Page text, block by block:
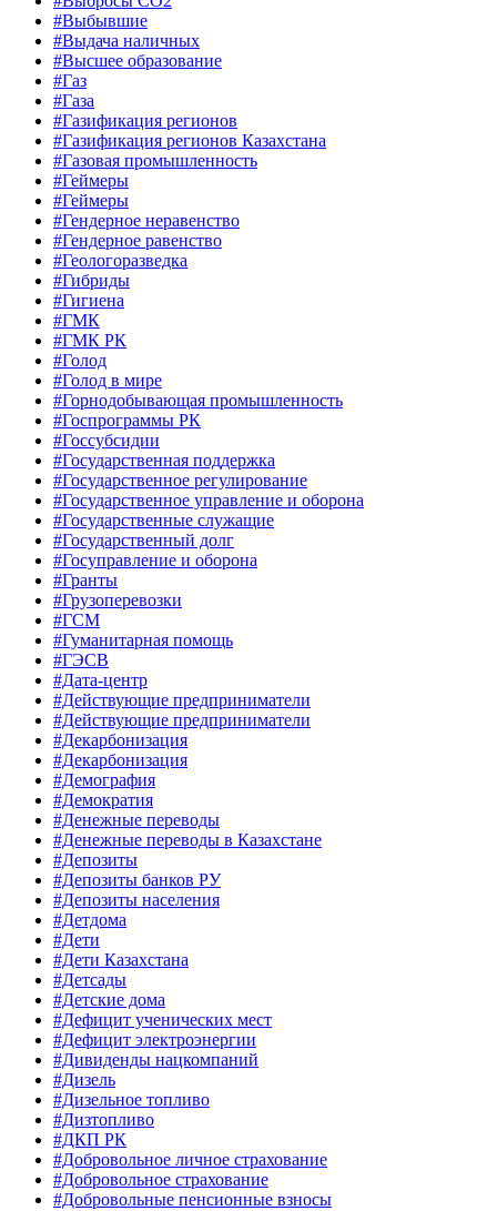
#Выбывшие
#Выдача наличных
#Высшее образование
#Газ
#Газа
#Газификация регионов
#Газификация регионов Казахстана
#Газовая промышленность
#Геймеры
#Геймеры
#Гендерное неравенство
#Гендерное равенство
#Геологоразведка
#Гибриды
#Гигиена
#ГМК
#ГМК РК
#Голод
#Голод в мире
#Горнодобывающая промышленность
#Госпрограммы РК
#Госсубсидии
#Государственная поддержка
#Государственное регулирование
#Государственное управление и оборона
#Государственные служащие
#Государственный долг
#Госуправление и оборона
#Гранты
#Грузоперевозки
#ГСМ
#Гуманитарная помощь
#ГЭСВ
#Дата-центр
#Действующие предприниматели
#Действующие предприниматели
#Декарбонизация
#Декарбонизация
#Демография
#Демократия
#Денежные переводы
#Денежные переводы в Казахстане
#Депозиты
#Депозиты банков РУ
#Депозиты населения
#Детдома
#Дети
#Дети Казахстана
#Детсады
#Детские дома
#Дефицит ученических мест
#Дефицит электроэнергии
#Дивиденды нацкомпаний
#Дизель
#Дизельное топливо
#Дизтопливо
#ДКП РК
#Добровольное личное страхование
#Добровольное страхование
#Добровольные пенсионные взносы